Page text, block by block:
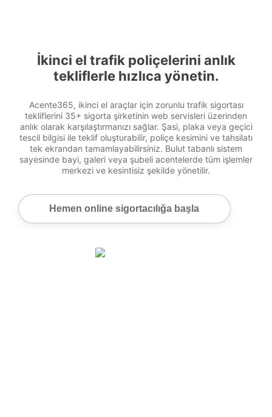
İkinci el trafik poliçelerini anlık
tekliflerle hızlıca yönetin.
Acente365, ikinci el araçlar için zorunlu trafik sigortası
tekliflerini 35+ sigorta şirketinin web servisleri üzerinden
anlık olarak karşılaştırmanızı sağlar. Şasi, plaka veya geçici
tescil bilgisi ile teklif oluşturabilir, poliçe kesimini ve tahsilatı
tek ekrandan tamamlayabilirsiniz. Bulut tabanlı sistem
sayesinde bayi, galeri veya şubeli acentelerde tüm işlemler
merkezi ve kesintisiz şekilde yönetilir.
Hemen online sigortacılığa başla